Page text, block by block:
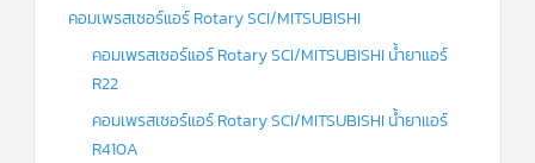
คอมเพรสเซอร์แอร์ Rotary SCI/MITSUBISHI
คอมเพรสเซอร์แอร์ Rotary SCI/MITSUBISHI น้ำยาแอร์
R22
คอมเพรสเซอร์แอร์ Rotary SCI/MITSUBISHI น้ำยาแอร์
R410A